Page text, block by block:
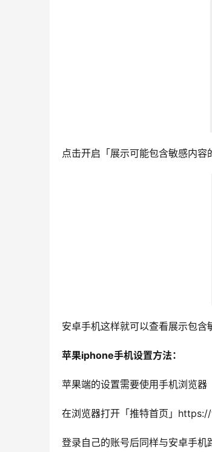
点击开启「展示可能包含敏感内
安卓手机这样就可以查看展示包含
苹果iphone手机设置方法：
苹果端的设置需要使用手机浏览
在浏览器打开「推特首页」
登录自己的账号后同样与安卓手机